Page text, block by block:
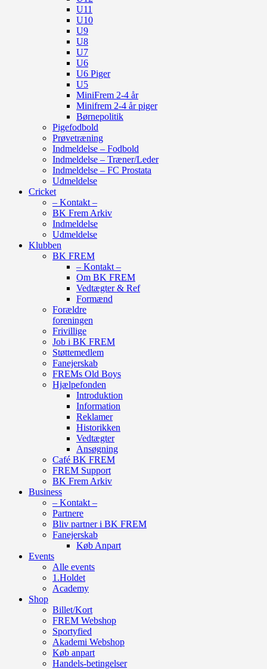
U11
U10
U9
U8
U7
U6
U6 Piger
U5
MiniFrem 2-4 år
Minifrem 2-4 år piger
Børnepolitik
Pigefodbold
Prøvetræning
Indmeldelse – Fodbold
Indmeldelse – Træner/Leder
Indmeldelse – FC Prostata
Udmeldelse
Cricket
– Kontakt –
BK Frem Arkiv
Indmeldelse
Udmeldelse
Klubben
BK FREM
– Kontakt –
Om BK FREM
Vedtægter & Ref
Formænd
Forældre
foreningen
Frivillige
Job i BK FREM
Støttemedlem
Fanejerskab
FREMs Old Boys
Hjælpefonden
Introduktion
Information
Reklamer
Historikken
Vedtægter
Ansøgning
Café BK FREM
FREM Support
BK Frem Arkiv
Business
– Kontakt –
Partnere
Bliv partner i BK FREM
Fanejerskab
Køb Anpart
Events
Alle events
1.Holdet
Academy
Shop
Billet/Kort
FREM Webshop
Sportyfied
Akademi Webshop
Køb anpart
Handels-betingelser